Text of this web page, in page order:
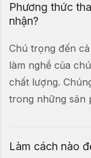
Phương thức
nhận?
Chú trọng đến
làm nghề của
chất lượng.
trong những sản
Làm cách nào